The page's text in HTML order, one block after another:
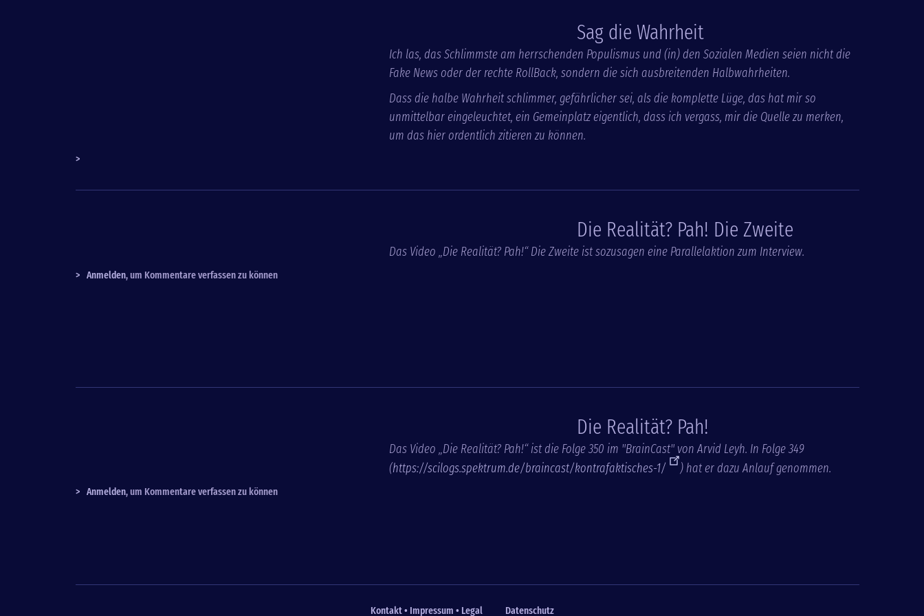
Sag die Wahrheit
Ich las, das Schlimmste am herrschenden Populismus und (in) den Sozialen Medien seien nicht die
Fake News oder der rechte RollBack, sondern die sich ausbreitenden Halbwahrheiten.
Dass die halbe Wahrheit schlimmer, gefährlicher sei, als die komplette Lüge, das hat mir so
unmittelbar eingeleuchtet, ein Gemeinplatz eigentlich, dass ich vergass, mir die Quelle zu merken,
um das hier ordentlich zitieren zu können.
>
Die Realität? Pah! Die Zweite
Das Video „Die Realität? Pah!“ Die Zweite ist sozusagen eine Parallelaktion zum Interview.
> Anmelden, um Kommentare verfassen zu können
Die Realität? Pah!
Das Video „Die Realität? Pah!“ ist die Folge 350 im "BrainCast" von Arvid Leyh. In Folge 349
(https://scilogs.spektrum.de/braincast/kontrafaktisches-1/ ) hat er dazu Anlauf genommen.
> Anmelden, um Kommentare verfassen zu können
Kontakt • Impressum • Legal Datenschutz